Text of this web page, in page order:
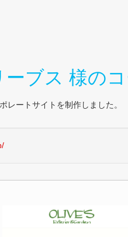
ブス 様の
レートサイトを制作しました。